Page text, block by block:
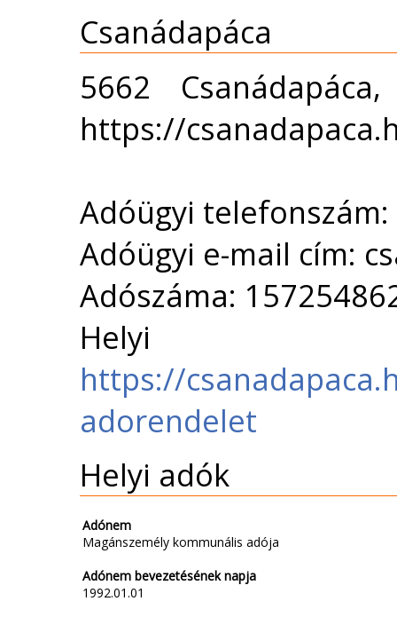
Csanádapáca
5662
https://
Adóügyi
Adóügyi e-mail cím:
Adószáma:
Helyi
https://
adorendelet
Helyi adók
Adónem
Magánszemély kommunális adója
Adónem bevezetésének napja
1992.01.01